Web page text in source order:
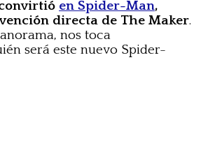
en Spider-Man,
directa de The Maker.
nos toca
será este nuevo Spider-